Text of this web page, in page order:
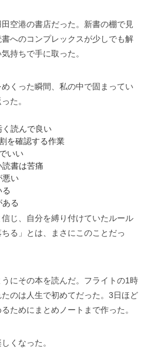
空港の書店だった。新書の棚で見
へのコンプレックスが少しでも解
持ちで手に取った。
くった瞬間、私の中で固まってい
た。
読んで良い
を確認する作業
いい
書は苦痛
悪い
る
じ、自分を縛り付けていたルール
る」とは、まさにこのことだっ
にその本を読んだ。フライトの1時
のは人生で初めてだった。3日ほど
ためにまとめノートまで作った。
くなった。